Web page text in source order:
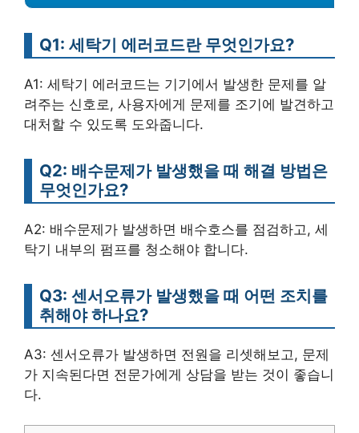
Q1: 세탁기 에러코드란 무엇인가요?
A1: 세탁기 에러코드는 기기에서 발생한 문제를 알
려주는 신호로, 사용자에게 문제를 조기에 발견하고
대처할 수 있도록 도와줍니다.
Q2: 배수문제가 발생했을 때 해결 방법은
무엇인가요?
A2: 배수문제가 발생하면 배수호스를 점검하고, 세
탁기 내부의 펌프를 청소해야 합니다.
Q3: 센서오류가 발생했을 때 어떤 조치를
취해야 하나요?
A3: 센서오류가 발생하면 전원을 리셋해보고, 문제
가 지속된다면 전문가에게 상담을 받는 것이 좋습니
다.